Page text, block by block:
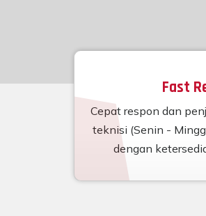
Fast
Cepat respon dan
teknisi (Senin -
dengan